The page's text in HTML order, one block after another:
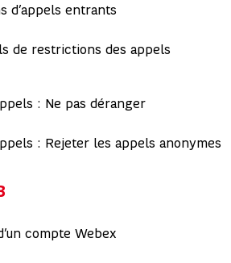
d’appels entrants
de restrictions des appels
: Ne pas déranger
: Rejeter les appels anonymes
compte Webex